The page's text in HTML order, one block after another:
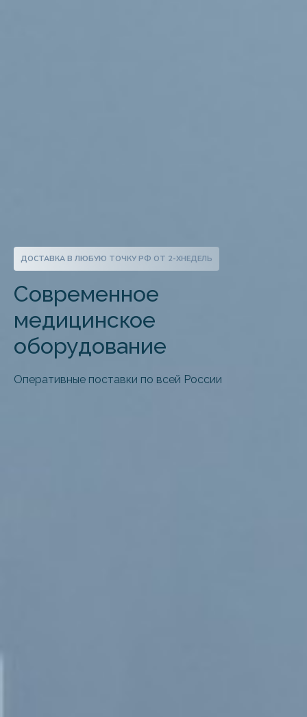
ДОСТАВКА В ЛЮБУЮ ТОЧКУ РФ ОТ 2-ХНЕДЕЛЬ
Cовременноe
медицинскоe
оборудованиe
Оперативные поставки по всей России